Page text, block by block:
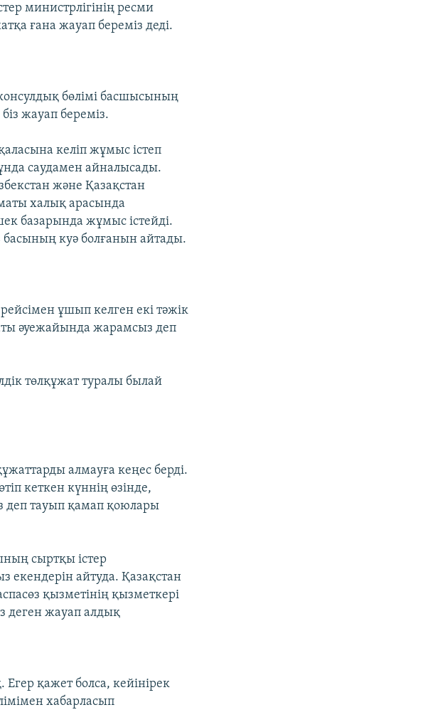
министрлігінің ресми
ғана жауап береміз деді.
бөлімі басшысының
жауап береміз.
келіп жұмыс істеп
саудамен айналысады.
және Қазақстан
халық арасында
базарында жұмыс істейді.
куә болғанын айтады.
ұшып келген екі тәжік
әуежайында жарамсыз деп
төлқұжат туралы былай
алмауға кеңес берді.
кеткен күннің өзінде,
деп тауып қамап қоюлары
сыртқы істер
екендерін айтуда. Қазақстан
қызметінің қызметкері
деген жауап алдық
қажет болса, кейінірек
хабарласып